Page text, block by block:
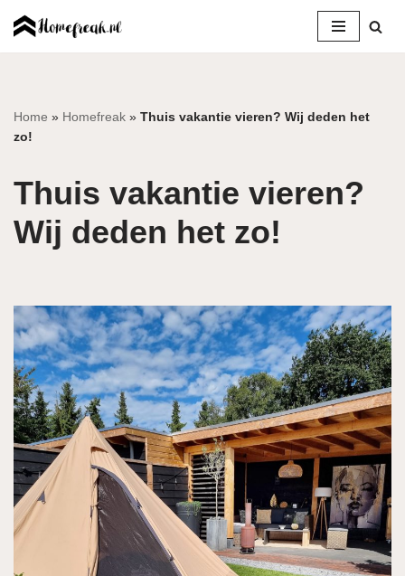
inhoud
Home » Homefreak » Thuis vakantie vieren? Wij deden het
zo!
Thuis vakantie vieren?
Wij deden het zo!